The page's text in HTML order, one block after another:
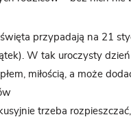
przypadają na 21
W tak uroczysty
miłością, a może
trzeba